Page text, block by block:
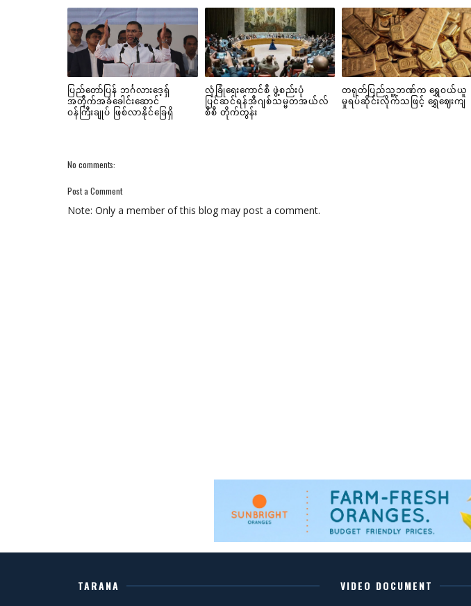
ပြည်တော်ပြန် ဘင်္ဂလားဒေ့ရှ်
အတိုက်အခံခေါင်းဆောင်
ဝန်ကြီးချုပ် ဖြစ်လာနိုင်ခြေရှိ
လုံခြုံရေးကောင်စီ ဖွဲ့စည်းပုံ
ပြင်ဆင်ရန်အီဂျစ်သမ္မတအယ်လ်
စီစီ တိုက်တွန်း
တရုတ်ပြည်သူ့ဘဏ်က ရွှေဝယ်ယူ
မှုရပ်ဆိုင်းလိုက်သဖြင့် ရွှေဈေးကျ
No comments:
Post a Comment
Note: Only a member of this blog may post a comment.
TARANA VIDEO DOCUMENT